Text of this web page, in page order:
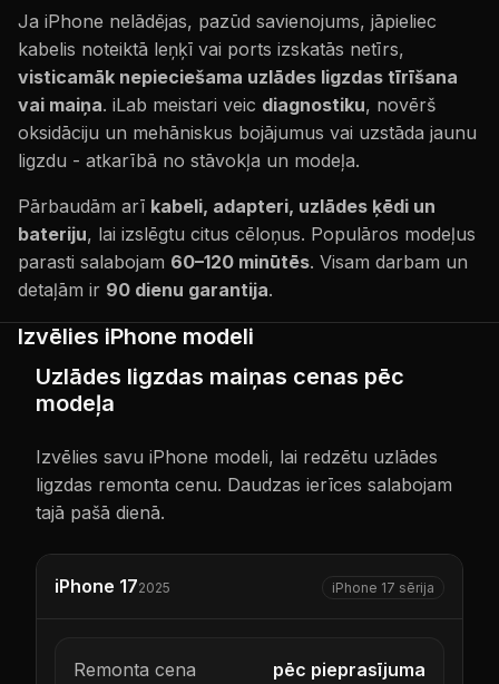
Ja iPhone nelādējas, pazūd savienojums, jāpieliec
kabelis noteiktā leņķī vai ports izskatās netīrs,
visticamāk nepieciešama uzlādes ligzdas tīrīšana
vai maiņa. iLab meistari veic diagnostiku, novērš
oksidāciju un mehāniskus bojājumus vai uzstāda jaunu
ligzdu - atkarībā no stāvokļa un modeļa.
Pārbaudām arī kabeli, adapteri, uzlādes ķēdi un
bateriju, lai izslēgtu citus cēloņus. Populāros modeļus
parasti salabojam 60–120 minūtēs. Visam darbam un
detaļām ir 90 dienu garantija.
Izvēlies iPhone modeli
Uzlādes ligzdas maiņas cenas pēc
modeļa
Izvēlies savu iPhone modeli, lai redzētu uzlādes
ligzdas remonta cenu. Daudzas ierīces salabojam
tajā pašā dienā.
iPhone 172025 iPhone 17 sērija
Remonta cena pēc pieprasījuma